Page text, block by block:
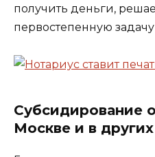
получить деньги,
первостепенную
Субсидирование
Москве и в